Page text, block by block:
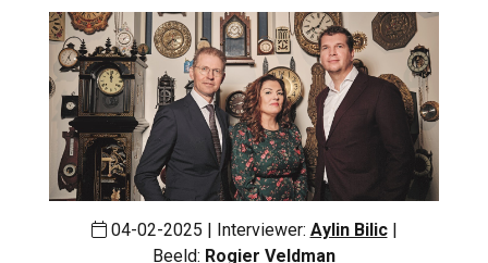
04-02-2025 | Interviewer: Aylin Bilic |
Beeld: Rogier Veldman